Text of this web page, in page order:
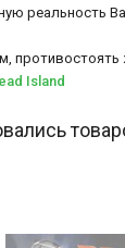
реальность
Island